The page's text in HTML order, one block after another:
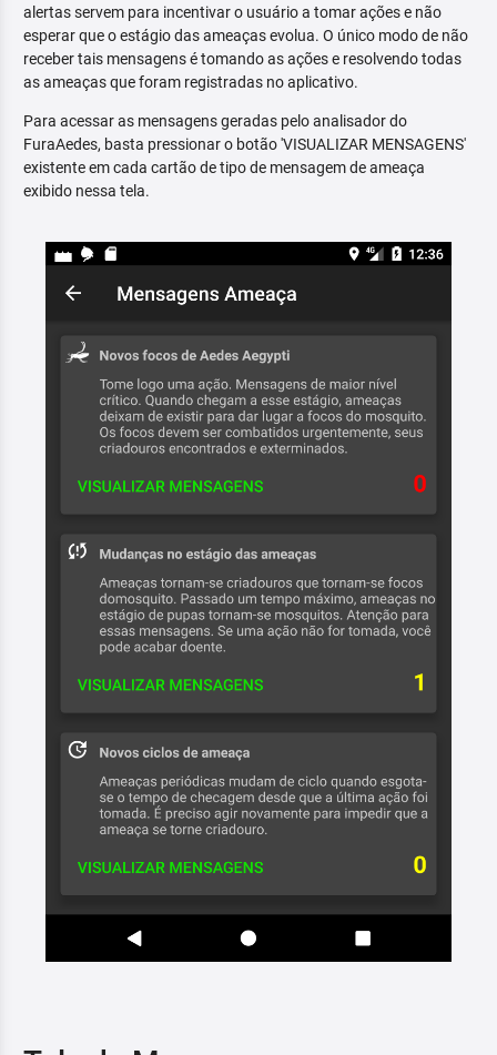
alertas servem para incentivar o usuário a tomar ações e não
esperar que o estágio das ameaças evolua. O único modo de não
receber tais mensagens é tomando as ações e resolvendo todas
as ameaças que foram registradas no aplicativo.
Para acessar as mensagens geradas pelo analisador do
FuraAedes, basta pressionar o botão 'VISUALIZAR MENSAGENS'
existente em cada cartão de tipo de mensagem de ameaça
exibido nessa tela.